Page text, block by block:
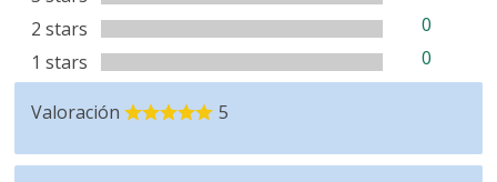
2 stars
0
1 stars
0
Valoración 5